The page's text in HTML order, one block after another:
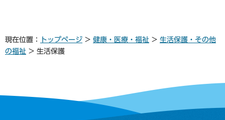
現在位置： トップページ > 健康・医療・福祉 > 生活保護・その他
の福祉 > 生活保護